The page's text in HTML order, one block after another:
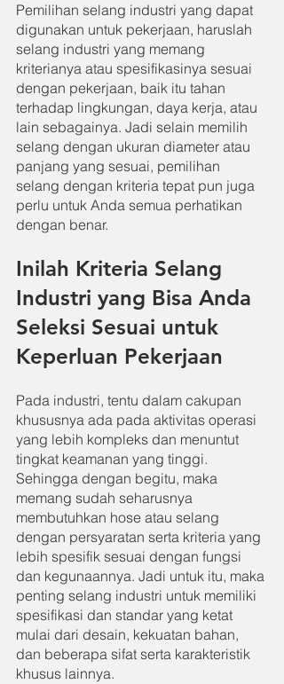
Pemilihan selang industri yang dapat
digunakan untuk pekerjaan, haruslah
selang industri yang memang
kriterianya atau spesifikasinya sesuai
dengan pekerjaan, baik itu tahan
terhadap lingkungan, daya kerja, atau
lain sebagainya. Jadi selain memilih
selang dengan ukuran diameter atau
panjang yang sesuai, pemilihan
selang dengan kriteria tepat pun juga
perlu untuk Anda semua perhatikan
dengan benar.
Inilah Kriteria Selang
Industri yang Bisa Anda
Seleksi Sesuai untuk
Keperluan Pekerjaan
Pada industri, tentu dalam cakupan
khususnya ada pada aktivitas operasi
yang lebih kompleks dan menuntut
tingkat keamanan yang tinggi.
Sehingga dengan begitu, maka
memang sudah seharusnya
membutuhkan hose atau selang
dengan persyaratan serta kriteria yang
lebih spesifik sesuai dengan fungsi
dan kegunaannya. Jadi untuk itu, maka
penting selang industri untuk memiliki
spesifikasi dan standar yang ketat
mulai dari desain, kekuatan bahan,
dan beberapa sifat serta karakteristik
khusus lainnya.